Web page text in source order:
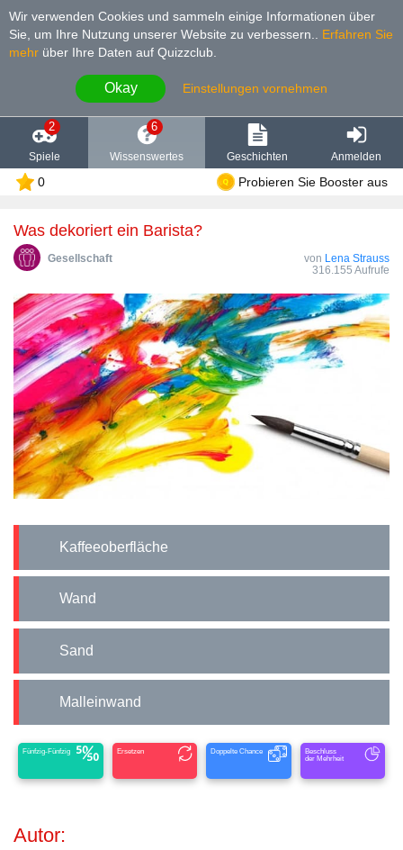
Wir verwenden Cookies und sammeln einige Informationen über
Sie, um Ihre Nutzung unserer Website zu verbessern.
Erfahren Sie
mehr über Ihre Daten auf Quizzclub.
Okay Einstellungen vornehmen
2
Spiele
6
Wissenswertes Geschichten Anmelden
0 Probieren Sie Booster aus
Was dekoriert ein Barista?
Gesellschaft von Lena Strauss
316.155 Aufrufe
Kaffeeoberfläche
Wand
Sand
Malleinwand
Fünfzig-Fünfzig Ersetzen Doppelte Chance
Beschluss
der Mehrheit
Autor: